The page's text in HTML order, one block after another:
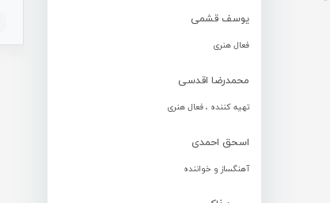
یوسف قشمی
فعال هنری
محمدرضا اقدسی
تهیه کننده ، فعال هنری
اسحق احمدی
آهنگساز و خواننده